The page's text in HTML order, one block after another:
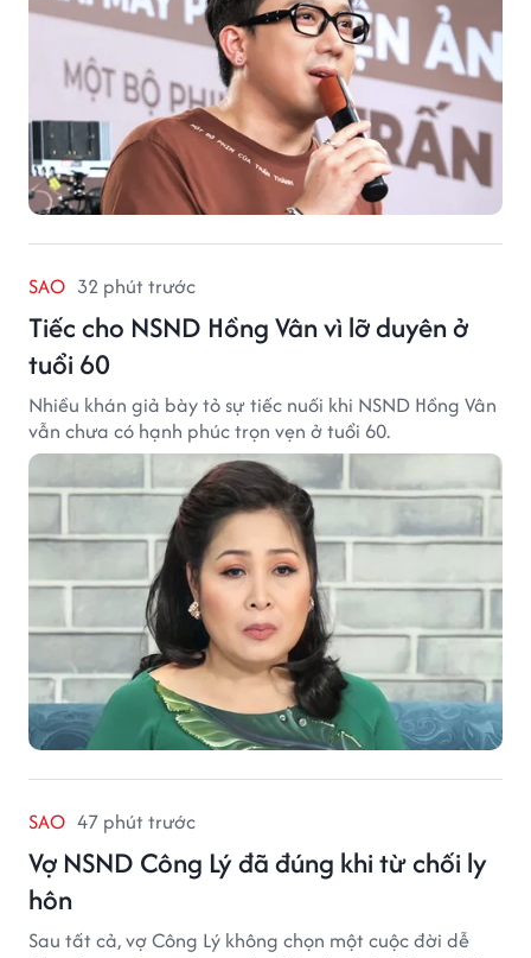
SAO 32 phút trước
Tiếc cho NSND Hồng Vân vì lỡ duyên ở
tuổi 60
Nhiều khán giả bày tỏ sự tiếc nuối khi NSND Hồng Vân
vẫn chưa có hạnh phúc trọn vẹn ở tuổi 60.
SAO 47 phút trước
Vợ NSND Công Lý đã đúng khi từ chối ly
hôn
Sau tất cả, vợ Công Lý không chọn một cuộc đời dễ